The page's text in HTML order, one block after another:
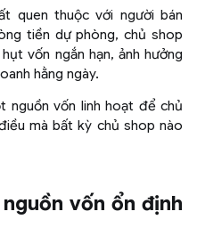
quen thuộc với người bán
tiền dự phòng, chủ shop
vốn ngắn hạn, ảnh hưởng
hằng ngày.
nguồn vốn linh hoạt để chủ
mà bất kỳ chủ shop nào
vốn ổn định